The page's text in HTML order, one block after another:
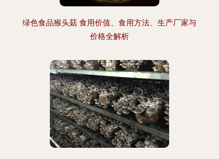
绿色食品猴头菇 食用价值、食用方法、生产厂家与
价格全解析